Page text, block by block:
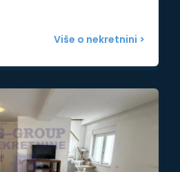
Više o nekretnini >